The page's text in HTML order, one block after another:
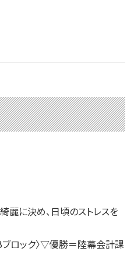
麗に決め、日頃のストレスを
ロック〉▽優勝＝陸幕会計課